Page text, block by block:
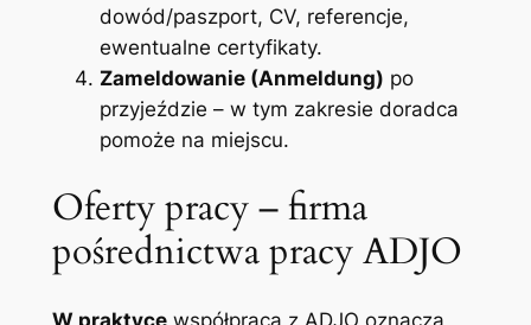
dowód/paszport, CV, referencje,
ewentualne certyfikaty.
Zameldowanie (Anmeldung) po
przyjeździe – w tym zakresie doradca
pomoże na miejscu.
Oferty pracy – firma
pośrednictwa pracy ADJO
W praktycewspółpraca z ADJO oznacza